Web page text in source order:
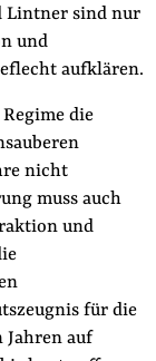
Feed
Lintner sind nur
und
aufklären.
die
nicht
muss auch
und
für die
Jahren auf